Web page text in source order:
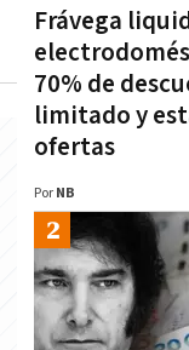
Frávega
70% de
limitado y
ofertas
Por NB